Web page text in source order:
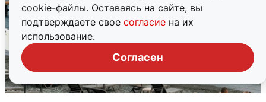
cookie-файлы. Оставаясь на сайте, вы
подтверждаете свое согласие на их
использование.
Согласен